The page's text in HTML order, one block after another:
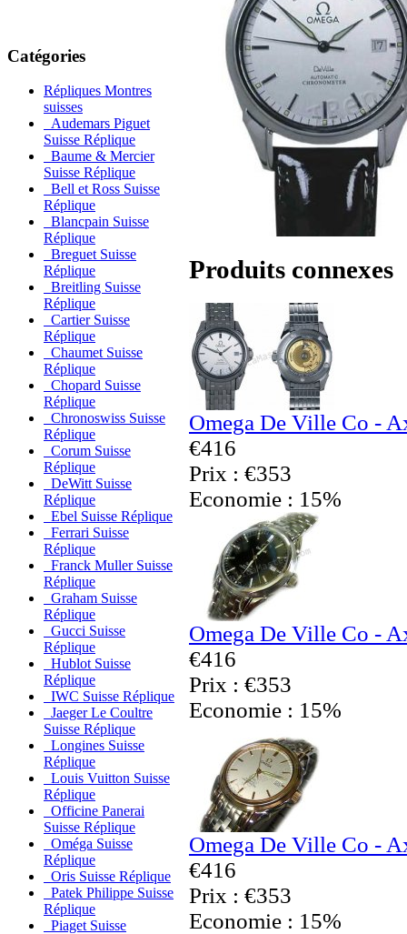
Catégories
Répliques Montres
suisses
Audemars Piguet
Suisse Réplique
Baume & Mercier
Suisse Réplique
Bell et Ross Suisse
Réplique
Blancpain Suisse
Réplique
Breguet Suisse
Réplique
Breitling Suisse
Réplique
Cartier Suisse
Réplique
Chaumet Suisse
Réplique
Chopard Suisse
Réplique
Chronoswiss Suisse
Réplique
Corum Suisse
Réplique
DeWitt Suisse
Réplique
Ebel Suisse Réplique
Ferrari Suisse
Réplique
Franck Muller Suisse
Réplique
Graham Suisse
Réplique
Gucci Suisse
Réplique
Hublot Suisse
Réplique
IWC Suisse Réplique
Jaeger Le Coultre
Suisse Réplique
Longines Suisse
Réplique
Louis Vuitton Suisse
Réplique
Officine Panerai
Suisse Réplique
Oméga Suisse
Réplique
Oris Suisse Réplique
Patek Philippe Suisse
Réplique
Piaget Suisse
Produits connexes
Omega De Ville Co -
€416
Prix : €353
Economie : 15%
Omega De Ville Co -
€416
Prix : €353
Economie : 15%
Omega De Ville Co -
€416
Prix : €353
Economie : 15%